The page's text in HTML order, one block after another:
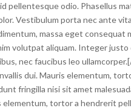
pellentesque odio. Phasellus
Vestibulum porta nec ante
massa eget consequat
volutpat aliquam. Integer
nec faucibus leo
dui. Mauris elementum,
fringilla nisi sit amet
elementum, tortor a hendrerit